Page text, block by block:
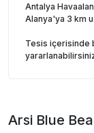
Antalya
Alanya'ya 3 km
Tesis içerisinde
Arsi Blue